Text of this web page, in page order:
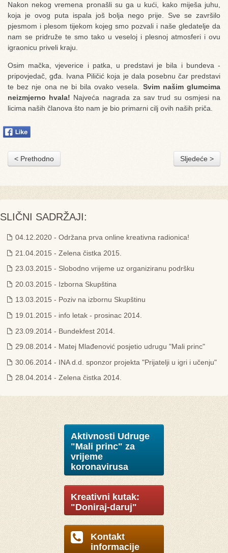
Nakon nekog vremena pronašli su ga u kući, kako miješa juhu,
koja je ovog puta ispala još bolja nego prije. Sve se završilo
pjesmom i plesom tijekom kojeg smo pozvali i naše gledatelje da
nam se pridruže te smo tako u veseloj i plesnoj atmosferi i ovu
igraonicu priveli kraju.
Osim mačka, vjeverice i patka, u predstavi je bila i bundeva -
pripovjedač, gđa. Ivana Piličić koja je dala posebnu čar predstavi
te bez nje ona ne bi bila ovako vesela. Svim našim glumcima
neizmjerno hvala! Najveća nagrada za sav trud su osmjesi na
licima naših članova što nam je bio primarni cilj ovih naših priča.
< Prethodno Sljedeće >
SLIČNI SADRŽAJI:
04.12.2020 - Održana prva online kreativna radionica!
21.04.2015 - Zelena čistka 2015.
23.03.2015 - Slobodno vrijeme uz organiziranu podršku
20.03.2015 - Izborna Skupština
13.03.2015 - Poziv na izbornu Skupštinu
19.01.2015 - info letak - prosinac 2014.
23.09.2014 - Bundekfest 2014.
29.08.2014 - Matej Mlađenović posjetio udrugu "Mali princ"
30.06.2014 - INA d.d. sponzor projekta "Prijatelji u igri i učenju"
28.04.2014 - Zelena čistka 2014.
Aktivnosti Udruge
"Mali princ" za
vrijeme
koronavirusa
Kreativni kutak:
"Doniraj-daruj"
Kontakt
informacije